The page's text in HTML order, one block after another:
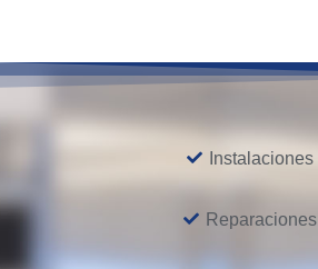
Instalaciones
Reparaciones